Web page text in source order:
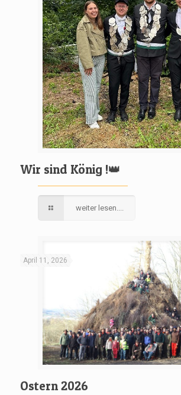
Wir sind König !👑
weiter lesen....
April 11, 2026
Ostern 2026